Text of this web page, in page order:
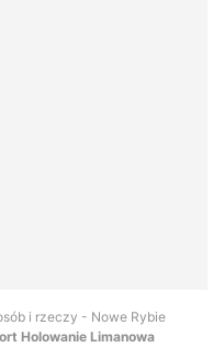
i rzeczy - Nowe Rybie
Holowanie Limanowa